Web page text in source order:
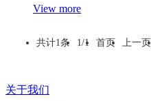
View more
共计1条 1/1 首页 上一页
关于我们